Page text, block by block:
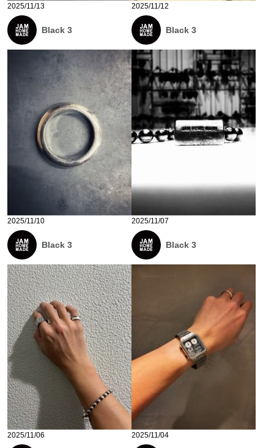
2025/11/13
Black 3
2025/11/12
Black 3
2025/11/10
Black 3
2025/11/07
Black 3
2025/11/06 2025/11/04